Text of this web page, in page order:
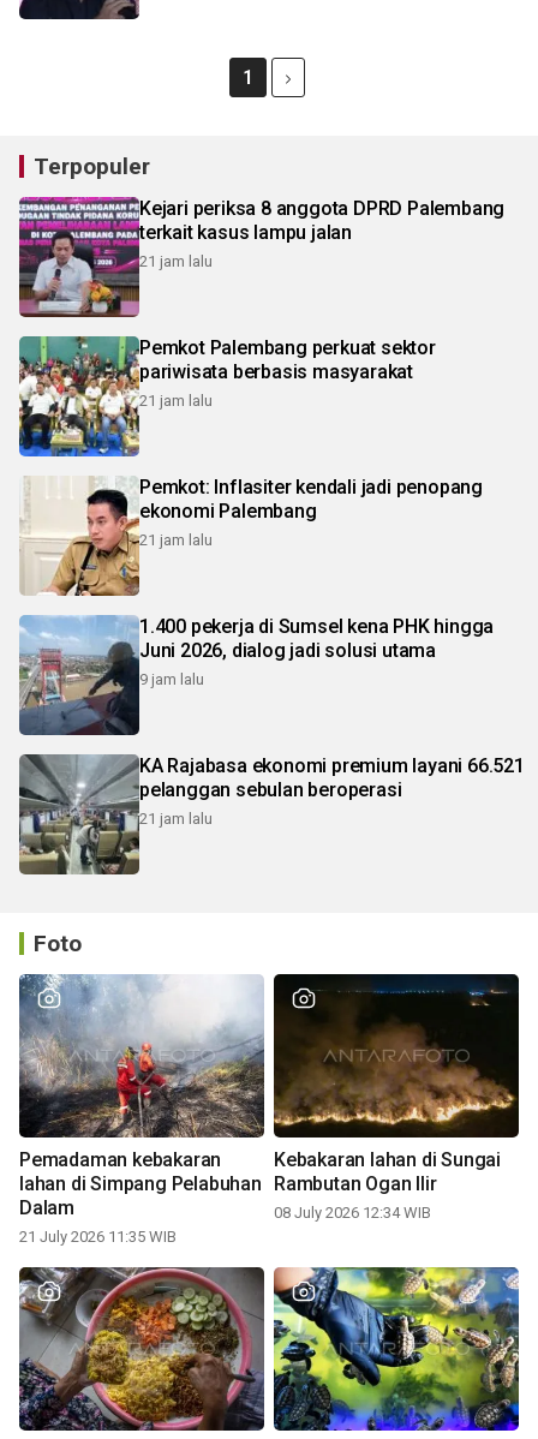
1
Terpopuler
Kejari periksa 8 anggota DPRD Palembang
terkait kasus lampu jalan
21 jam lalu
Pemkot Palembang perkuat sektor
pariwisata berbasis masyarakat
21 jam lalu
Pemkot: Inflasiter kendali jadi penopang
ekonomi Palembang
21 jam lalu
1.400 pekerja di Sumsel kena PHK hingga
Juni 2026, dialog jadi solusi utama
9 jam lalu
KA Rajabasa ekonomi premium layani 66.521
pelanggan sebulan beroperasi
21 jam lalu
Foto
Pemadaman kebakaran
lahan di Simpang Pelabuhan
Dalam
21 July 2026 11:35 WIB
Kebakaran lahan di Sungai
Rambutan Ogan Ilir
08 July 2026 12:34 WIB